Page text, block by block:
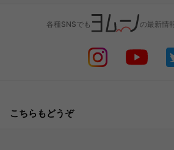
各種SNSでも の最新情
こちらもどうぞ